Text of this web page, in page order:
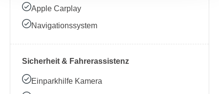
Apple Carplay
Navigationssystem
Sicherheit & Fahrerassistenz
Einparkhilfe Kamera